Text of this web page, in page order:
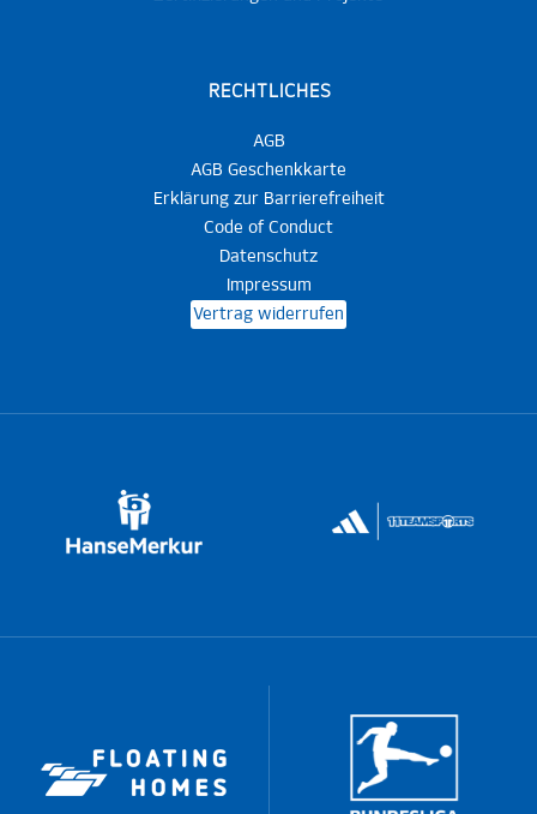
RECHTLICHES
AGB
AGB Geschenkkarte
Erklärung zur Barrierefreiheit
Code of Conduct
Datenschutz
Impressum
Vertrag widerrufen